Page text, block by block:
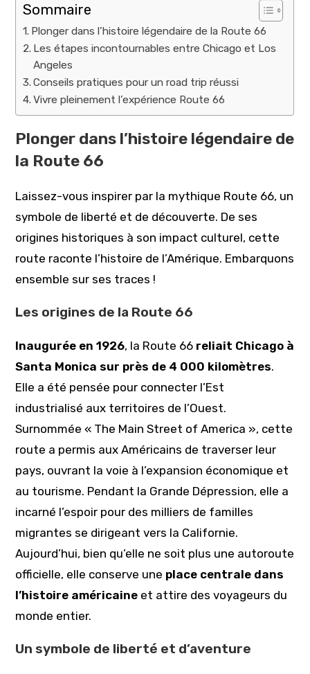
Sommaire
Plonger dans l’histoire légendaire de la Route 66
Les étapes incontournables entre Chicago et Los
Angeles
Conseils pratiques pour un road trip réussi
Vivre pleinement l’expérience Route 66
Plonger dans l’histoire légendaire de
la Route 66
Laissez-vous inspirer par la mythique Route 66, un
symbole de liberté et de découverte. De ses
origines historiques à son impact culturel, cette
route raconte l’histoire de l’Amérique. Embarquons
ensemble sur ses traces !
Les origines de la Route 66
Inaugurée en 1926, la Route 66 reliait Chicago à
Santa Monica sur près de 4 000 kilomètres.
Elle a été pensée pour connecter l’Est
industrialisé aux territoires de l’Ouest.
Surnommée « The Main Street of America », cette
route a permis aux Américains de traverser leur
pays, ouvrant la voie à l’expansion économique et
au tourisme. Pendant la Grande Dépression, elle a
incarné l’espoir pour des milliers de familles
migrantes se dirigeant vers la Californie.
Aujourd’hui, bien qu’elle ne soit plus une autoroute
officielle, elle conserve une place centrale dans
l’histoire américaine et attire des voyageurs du
monde entier.
Un symbole de liberté et d’aventure